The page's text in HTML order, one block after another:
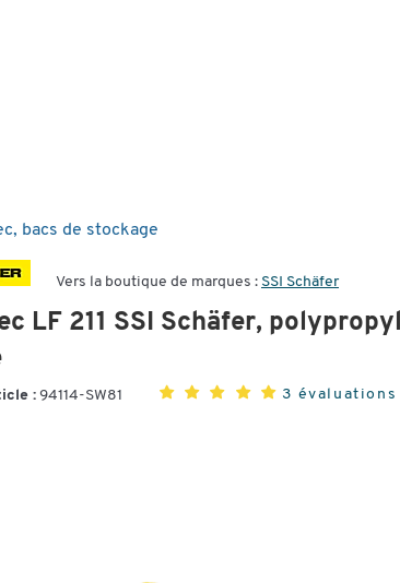
bacs de stockage
Vers la boutique de marques : SSI Schäfer
LF 211 SSI Schäfer,
: 94114-SW81 3 évaluations